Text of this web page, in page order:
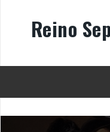
Reino